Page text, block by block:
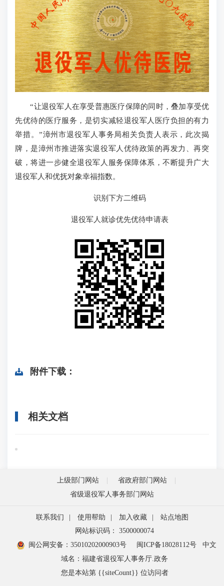
“让退役军人在享受普惠医疗保障的同时，叠加享受优
先优待的医疗服务，是切实减轻退役军人医疗负担的有力
举措。”漳州市退役军人事务局相关负责人表示，此次揭
牌，是漳州市推进落实退役军人优待政策的再发力、再突
破，将进一步健全退役军人服务保障体系，不断提升广大
退役军人和优抚对象幸福指数。
识别下方二维码
退役军人就诊优先优待申请表
附件下载：
相关文档
上级部门网站
省政府部门网站
省级退役军人事务部门网站
联系我们 使用帮助 加入收藏
站点地图
网站标识码： 3500000074
闽公网安备：35010202000903号
闽ICP备18028112号
中文
域名：福建省退役军人事务厅.政务
您是本站第 {{siteCount}} 位访问者